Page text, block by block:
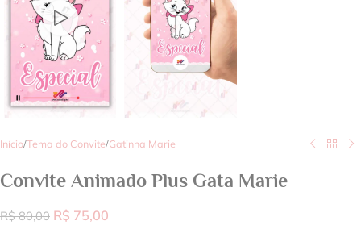
Início/Tema do Convite/Gatinha Marie
Convite Animado Plus Gata Marie
R$80,00 R$ 75,00